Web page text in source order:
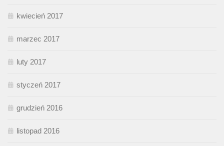
kwiecień 2017
marzec 2017
luty 2017
styczeń 2017
grudzień 2016
listopad 2016